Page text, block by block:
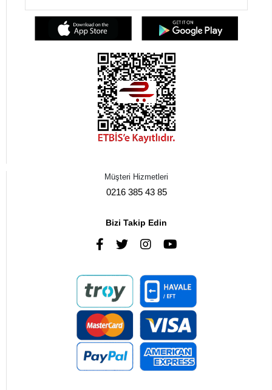
Müşteri Hizmetleri
0216 385 43 85
Bizi Takip Edin